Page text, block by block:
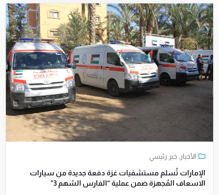
الأخبار ,خبر رئيسي
الإمارات تُسلم مستشفيات غزة دفعة جديدة من سيارات
الاسعاف المُجهزة ضمن عملية “الفارس الشهم 3”